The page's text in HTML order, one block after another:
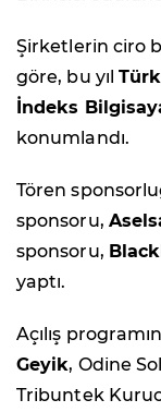
Şirketlerin ciro
göre, bu yıl
İndeks
konumlandı.
Tören
sponsoru,
sponsoru,
yaptı.
Açılış
Geyik, Odine
Tribuntek